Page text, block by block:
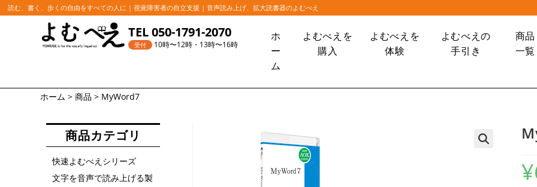
読む、書く、歩くの自由をすべての人に | 視覚障害者の自立支援 | 音声読み上げ、拡大読書器のよむべえ
TEL 050-1791-2070
受付 10時〜12時・13時〜16時
ツ
ホ
ー
ム
よむべえを
購入
よむべえを
体験
よむべえの
手引き
商品
一覧
ホーム >商品 > MyWord7
¥
商品カテゴリ
快速よむべえシリーズ
文字を音声で読み上げる製